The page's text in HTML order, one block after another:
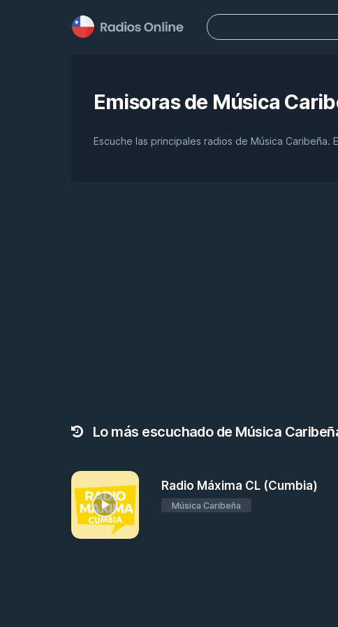
Buscar:
Emisoras de Música
Escuche las principales radios de Música Caribeña.
Lo más escuchado de Música
Radio Máxima CL (Cumbia)
Música Caribeña